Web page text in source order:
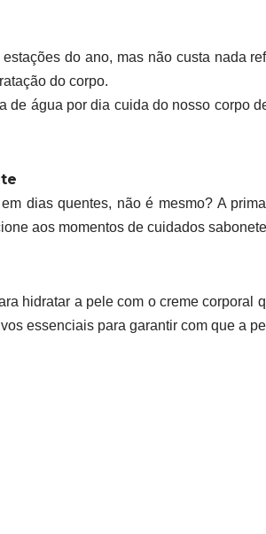
do ano, mas não custa nada
do corpo.
de água por dia cuida do nosso corpo
dias quentes, não é mesmo? A
aos momentos de cuidados
hidratar a pele com o creme
essenciais para garantir com que a